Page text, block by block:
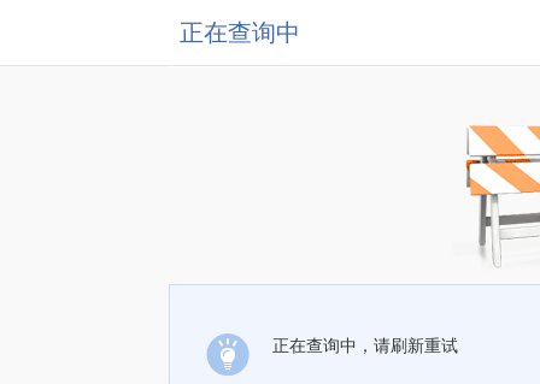
正在查询中
正在查询中，请刷新重试